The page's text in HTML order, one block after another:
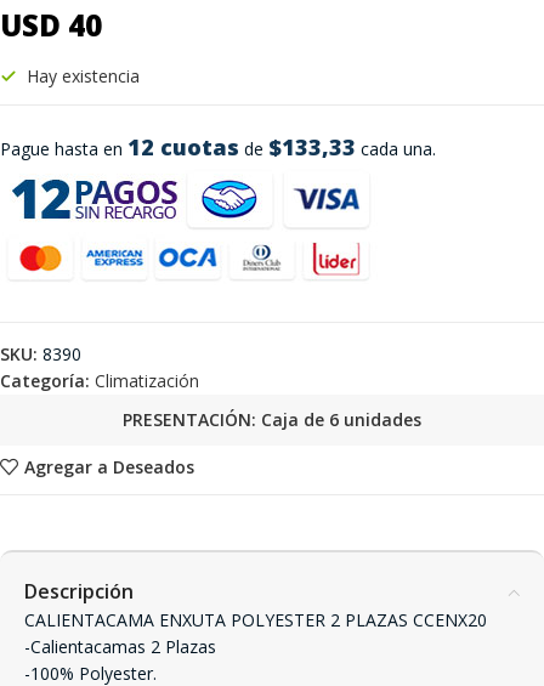
USD 40
Pague hasta en 12 cuotas de $133,33 cada una.
Hay existencia
Agregar a Deseados
SKU: 8390
Categoría: Climatización
PRESENTACIÓN: Caja de 6 unidades
Descripción
CALIENTACAMA ENXUTA POLYESTER 2 PLAZAS CCENX20
-Calientacamas 2 Plazas
-100% Polyester.